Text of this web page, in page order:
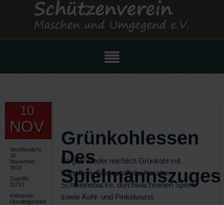
10
NOV
Veröffentlicht:
10.
November
2016
Zugriffe:
11713
Kategorie:
Uncategorised
Grünkohlessen
Des
Spielmannszuges
Es gab wieder reichlich Grünkohl mit
Kartoffeln, Bratkartoffeln, Kassler,
Schweinebacke, durchwachsenen Speck
sowie Kohl- und Pinkelwurst.